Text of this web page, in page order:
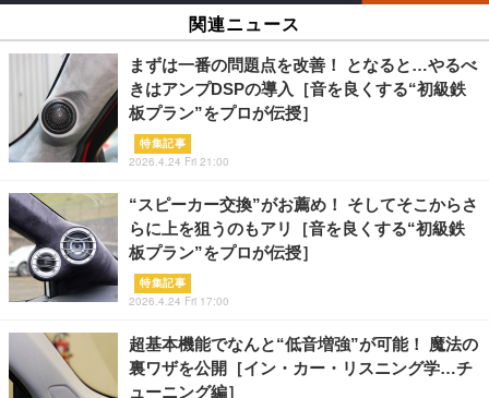
関連ニュース
まずは一番の問題点を改善！ となると…やるべ
きはアンプDSPの導入［音を良くする“初級鉄
板プラン”をプロが伝授］
特集記事
2026.4.24 Fri 21:00
“スピーカー交換”がお薦め！ そしてそこからさ
らに上を狙うのもアリ［音を良くする“初級鉄
板プラン”をプロが伝授］
特集記事
2026.4.24 Fri 17:00
超基本機能でなんと“低音増強”が可能！ 魔法の
裏ワザを公開［イン・カー・リスニング学…チ
ューニング編］